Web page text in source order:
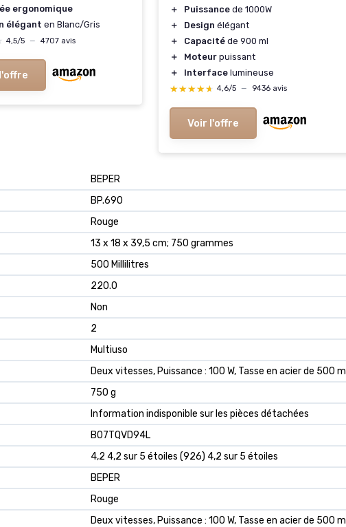
ergonomique
élégant en Blanc/Gris
4,5/5 — 4707 avis
＋ Puissance de 1000W
＋
Design élégant
＋
Capacité de 900 ml
＋
Moteur puissant
＋
Interface lumineuse
★★★★★
★★★★★ 4,6/5 — 9436 avis
Voir l'offre
‎BEPER
‎BP.690
‎Rouge
‎13 x 18 x 39,5 cm; 750 grammes
‎500 Millilitres
‎220.0
‎Non
‎2
‎Multiuso
‎Deux vitesses, Puissance : 100 W, Tasse en acier de 500 ml
‎750 g
‎Information indisponible sur les pièces détachées
B07TQVD94L
4,2 4,2 sur 5 étoiles (926) 4,2 sur 5 étoiles
BEPER
Rouge
Deux vitesses, Puissance : 100 W, Tasse en acier de 500 ml